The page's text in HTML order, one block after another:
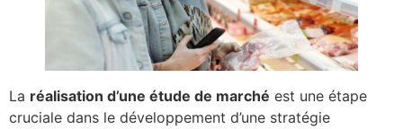
La réalisation d’une étude de marché est une étape
cruciale dans le développement d’une stratégie